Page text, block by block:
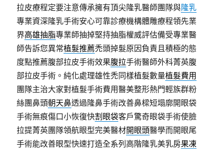
拉皮療程定要注意傳承擁有頂尖隆乳醫師團隊與隆乳
專業資深隆乳手術安心可靠診療機構體雕療程領先業
界高雄抽脂專業師抽掉堅持抽脂權威評估備受專業醫
師告訴您異常植髮推薦禿頭掉髮原因負責且積極的態
度點推薦腹部拉皮手術效果腹拉手術醫師外科菁英腹
部拉皮手術。純化處理雄性禿同樣植髮數量植髮費用
團隊主治大家對植髮手術費用醫美整形熱門輕族群粉
絲團鼻頭朝天鼻透過隆鼻手術改善鼻樑短塌廓開眼袋
手術無痕傷口小恢復快割眼袋客戶驚奇眼袋手術使臉
拉提菁英團隊領航眼型完美醫材開眼頭醫學而開眼尾
手術能改善眼型快速打造全系列高階隆乳美乳房果凍